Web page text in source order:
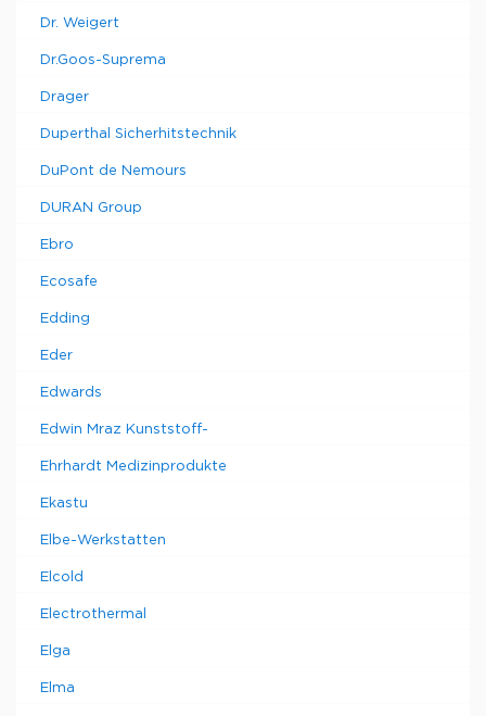
Dr. Weigert
Dr.Goos-Suprema
Drager
Duperthal Sicherhitstechnik
DuPont de Nemours
DURAN Group
Ebro
Ecosafe
Edding
Eder
Edwards
Edwin Mraz Kunststoff-
Ehrhardt Medizinprodukte
Ekastu
Elbe-Werkstatten
Elcold
Electrothermal
Elga
Elma